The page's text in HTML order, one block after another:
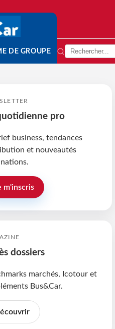
DE GROUPE
pro
business, tendances
et nouveautés
m'inscris
dossiers
marchés, Icotour et
Bus&Car.